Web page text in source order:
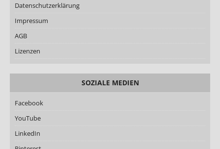
Datenschutzerklärung
Impressum
AGB
Lizenzen
SOZIALE MEDIEN
Facebook
YouTube
LinkedIn